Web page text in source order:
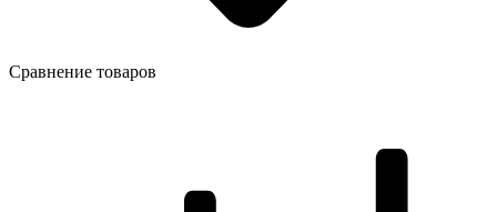
Сравнение товаров